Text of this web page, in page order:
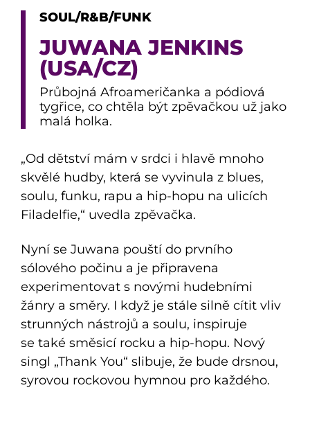
SOUL/R&B/FUNK
JUWANA JENKINS
(USA/CZ)
Průbojná Afroameričanka a pódiová
tygřice, co chtěla být zpěvačkou už jako
malá holka.
„Od dětství mám v srdci i hlavě mnoho
skvělé hudby, která se vyvinula z blues,
soulu, funku, rapu a hip-hopu na ulicích
Filadelfie,“ uvedla zpěvačka.
Nyní se Juwana pouští do prvního
sólového počinu a je připravena
experimentovat s novými hudebními
žánry a směry. I když je stále silně cítit vliv
strunných nástrojů a soulu, inspiruje
se také směsicí rocku a hip-hopu. Nový
singl „Thank You“ slibuje, že bude drsnou,
syrovou rockovou hymnou pro každého.